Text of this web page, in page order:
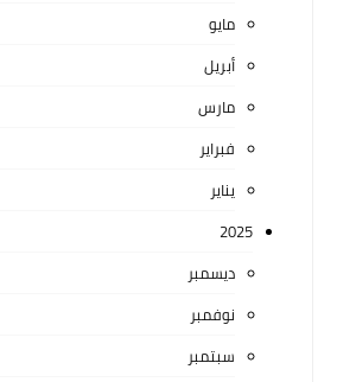
مايو
أبريل
مارس
فبراير
يناير
2025
ديسمبر
نوفمبر
سبتمبر